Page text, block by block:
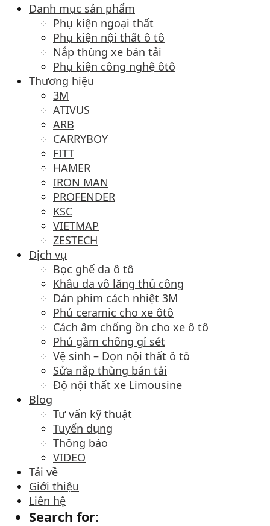
Danh mục sản phẩm
Phụ kiện ngoại thất
Phụ kiện nội thất ô tô
Nắp thùng xe bán tải
Phụ kiện công nghệ ôtô
Thương hiệu
3M
ATIVUS
ARB
CARRYBOY
FITT
HAMER
IRON MAN
PROFENDER
KSC
VIETMAP
ZESTECH
Dịch vụ
Bọc ghế da ô tô
Khâu da vô lăng thủ công
Dán phim cách nhiệt 3M
Phủ ceramic cho xe ôtô
Cách âm chống ồn cho xe ô tô
Phủ gầm chống gỉ sét
Vệ sinh – Dọn nội thất ô tô
Sửa nắp thùng bán tải
Độ nội thất xe Limousine
Blog
Tư vấn kỹ thuật
Tuyển dụng
Thông báo
VIDEO
Tải về
Giới thiệu
Liên hệ
Search for: